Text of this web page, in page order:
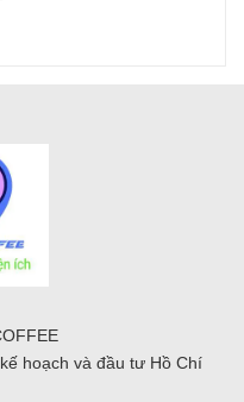
hoạch và đầu tư Hồ Chí